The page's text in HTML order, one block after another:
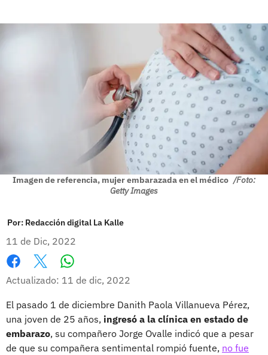
Imagen de referencia, mujer embarazada en el médico /Foto:
Getty Images
Por: Redacción digital La Kalle
11 de Dic, 2022
Facebook
X
Actualizado: 11 de dic, 2022
El pasado 1 de diciembre Danith Paola Villanueva Pérez,
una joven de 25 años, ingresó a la clínica en estado de
embarazo, su compañero Jorge Ovalle indicó que a pesar
de que su compañera sentimental rompió fuente, no fue